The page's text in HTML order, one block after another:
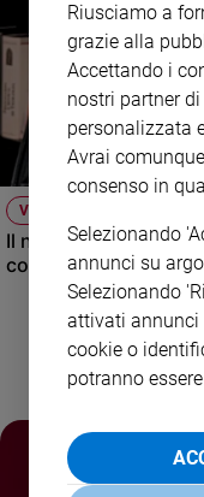
siamo
Contatti
Registrati
Redazione
VIDEO
Il nuovo numero di
condirettore.
Riusciamo a
grazie alla
Accettando i
nostri partner
personalizzata
Avrai
consenso in
Selezionando
annunci su
Selezionando
attivati annunci
cookie o
potranno